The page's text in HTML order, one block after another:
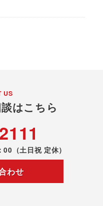
US
はこちら
00 （土日祝 定休）
わせ